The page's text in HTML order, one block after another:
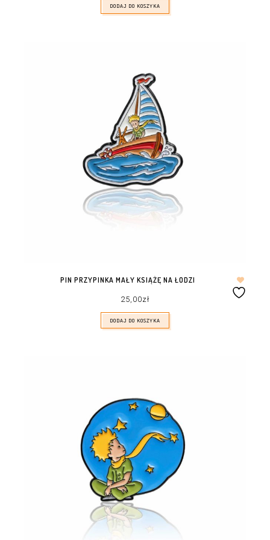
DODAJ DO KOSZYKA
PIN PRZYPINKA MAŁY KSIĄŻĘ NA ŁODZI
25,00zł
DODAJ DO KOSZYKA